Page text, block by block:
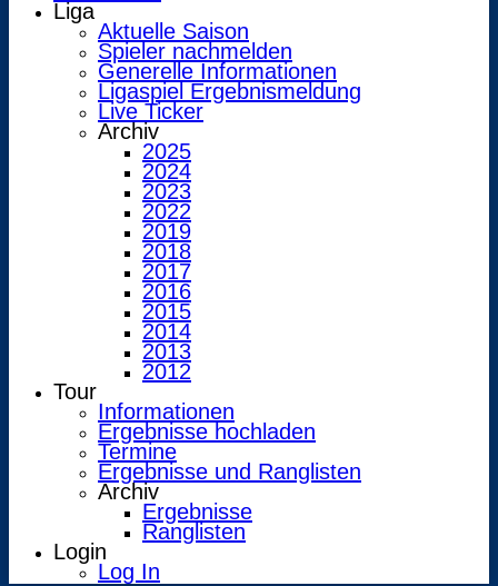
Liga
Aktuelle Saison
Spieler nachmelden
Generelle Informationen
Ligaspiel Ergebnismeldung
Live Ticker
Archiv
2025
2024
2023
2022
2019
2018
2017
2016
2015
2014
2013
2012
Tour
Informationen
Ergebnisse hochladen
Termine
Ergebnisse und Ranglisten
Archiv
Ergebnisse
Ranglisten
Login
Log In